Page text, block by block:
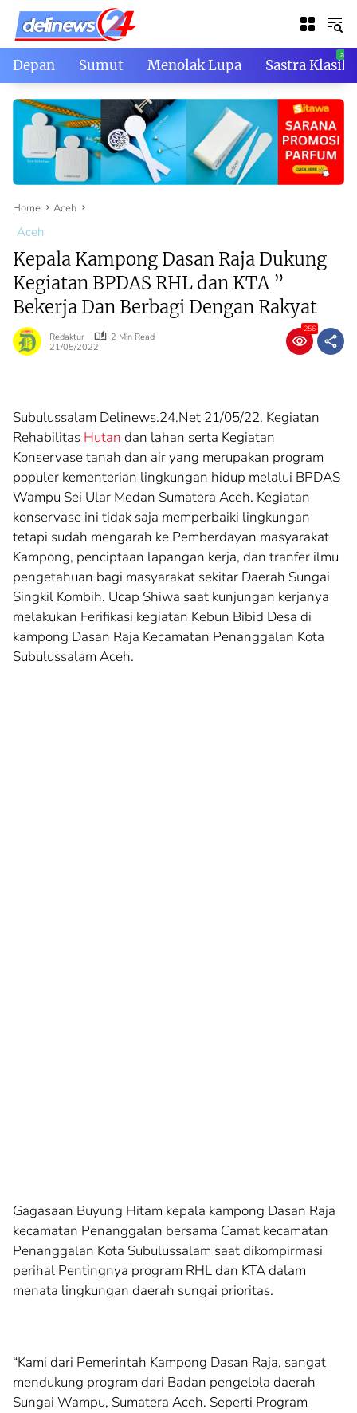
Skip
content
Depan Sumut Menolak Lupa Sastra Klasik
Home Aceh
Aceh
Kepala Kampong Dasan Raja Dukung
Kegiatan BPDAS RHL dan KTA ”
Bekerja Dan Berbagi Dengan Rakyat
Redaktur
2 Min Read
21/05/2022
256
Subulussalam Delinews.24.Net 21/05/22. Kegiatan
Rehabilitas Hutan dan lahan serta Kegiatan
Konservase tanah dan air yang merupakan program
populer kementerian lingkungan hidup melalui BPDAS
Wampu Sei Ular Medan Sumatera Aceh. Kegiatan
konservase ini tidak saja memperbaiki lingkungan
tetapi sudah mengarah ke Pemberdayan masyarakat
Kampong, penciptaan lapangan kerja, dan tranfer ilmu
pengetahuan bagi masyarakat sekitar Daerah Sungai
Singkil Kombih. Ucap Shiwa saat kunjungan kerjanya
melakukan Ferifikasi kegiatan Kebun Bibid Desa di
kampong Dasan Raja Kecamatan Penanggalan Kota
Subulussalam Aceh.
Gagasaan Buyung Hitam kepala kampong Dasan Raja
kecamatan Penanggalan bersama Camat kecamatan
Penanggalan Kota Subulussalam saat dikompirmasi
perihal Pentingnya program RHL dan KTA dalam
menata lingkungan daerah sungai prioritas.
“Kami dari Pemerintah Kampong Dasan Raja, sangat
mendukung program dari Badan pengelola daerah
Sungai Wampu, Sumatera Aceh. Seperti Program